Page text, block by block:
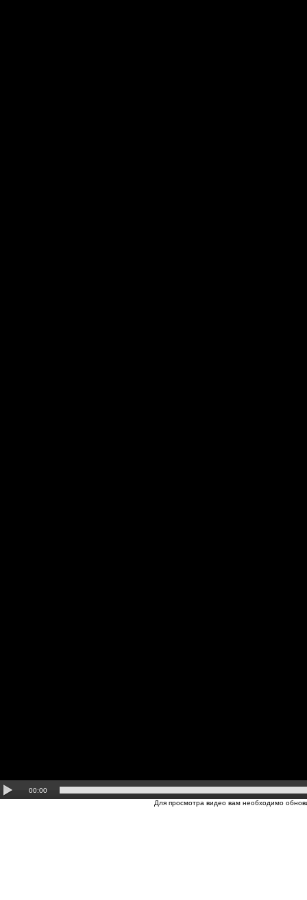
00:00
Для просмотра видео вам необходимо